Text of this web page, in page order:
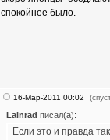
спокойнее было.
16-Мар-2011 00:02
Lainrad писал(а):
Если это и правда